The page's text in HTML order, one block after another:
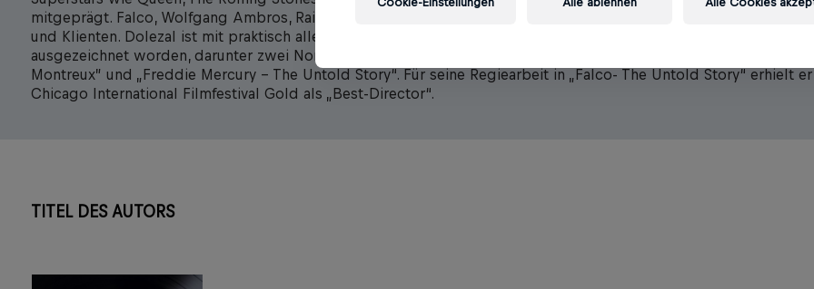
mitgeprägt. Falco, Wolfgang Ambros, Rainhard Fendrich, Georg Danzer und Christina Stürmer waren und sind
und Klienten. Dolezal ist mit praktisch allen internationalen Film-, TV- und Musik-Awards in seiner langen Karriere
ausgezeichnet worden, darunter zwei Nominierungen für den GRAMMY, dem „Oscar“ der Popmusik, mit „Miles &
Montreux” und „Freddie Mercury – The Untold Story“. Für seine Regiearbeit in „Falco- The Untold Story“ erhielt
Chicago International Filmfestival Gold als „Best-Director“.
TITEL DES AUTORS